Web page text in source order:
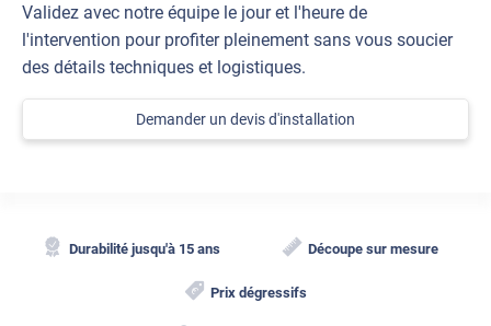
Validez avec notre équipe le jour et l'heure de
l'intervention pour profiter pleinement sans vous soucier
des détails techniques et logistiques.
Demander un devis d'installation
Durabilité jusqu'à 15 ans Découpe sur mesure
Prix dégressifs